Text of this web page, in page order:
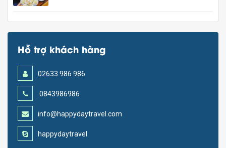
Hỗ trợ khách hàng
02633 986 986
0843986986
info@happydaytravel.com
happydaytravel